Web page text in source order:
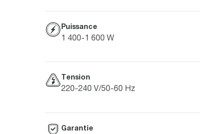
Puissance
1 400-1 600 W
Tension
220-240 V/50-60 Hz
Garantie